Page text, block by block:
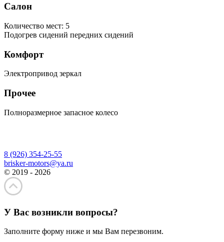
Салон
Количество мест: 5
Подогрев сидений передних сидений
Комфорт
Электропривод зеркал
Прочее
Полноразмерное запасное колесо
8 (926) 354-25-55
brisker-motors@ya.ru
© 2019 - 2026
У Вас возникли вопросы?
Заполните форму ниже и мы Вам перезвоним.